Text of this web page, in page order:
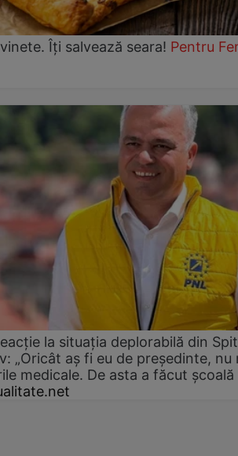
Îți salvează seara! Pentru
la situația deplorabilă din
„Oricât aș fi eu de președinte, nu
medicale. De asta a făcut școală